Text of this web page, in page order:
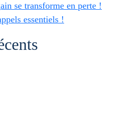
se transforme en perte !
essentiels !